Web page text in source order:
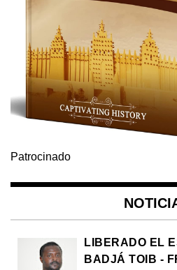
Patrocinado
LIBERADO EL
BADJÁ TOIB -